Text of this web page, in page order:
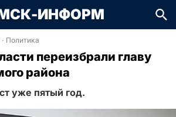
ИНФОРМ
· Политика
переизбрали главу
района
уже пятый год.